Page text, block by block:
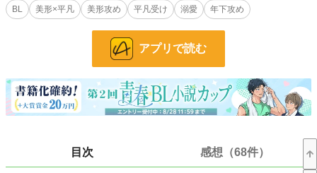
ホテルに宿泊していた男に流れるように部屋に連れ込まれた海斗。
翌朝逃げるようにホテルの部屋を出た海斗はようやく男の驚くべき正体に気が付
1,933 位 / 228,585 件
BL 337 位 / 31,383 件
お気に入り 4,657
45,239
BL
美形×平凡 美形攻め 平凡受け 溺愛 年下攻め
アプリで読む
目次 感想（68件）